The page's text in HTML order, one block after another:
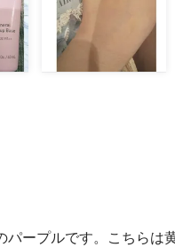
ープルです。こちらは